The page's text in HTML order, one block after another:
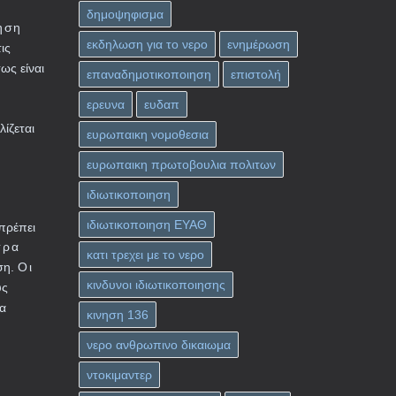
είναι
Οι
δημοψηφισμα
εκδηλωση για το νερο ενημέρωση
επαναδημοτικοποιηση επιστολή
ερευνα ευδαπ
ευρωπαικη νομοθεσια
ευρωπαικη πρωτοβουλια πολιτων
ιδιωτικοποιηση
ιδιωτικοποιηση ΕΥΑΘ
κατι τρεχει με το νερο
κινδυνοι ιδιωτικοποιησης
κινηση 136
νερο ανθρωπινο δικαιωμα
ντοκιμαντερ